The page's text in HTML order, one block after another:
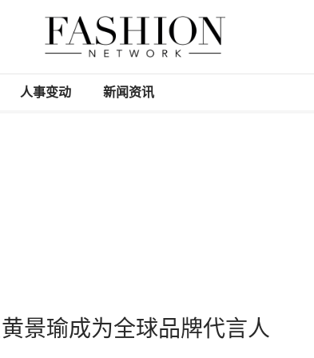
人事变动 新闻资讯
员黄景瑜成为全球品牌代言人